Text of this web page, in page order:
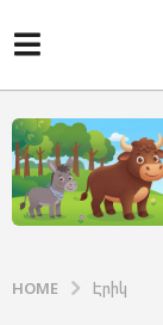
HOME Էրիկ